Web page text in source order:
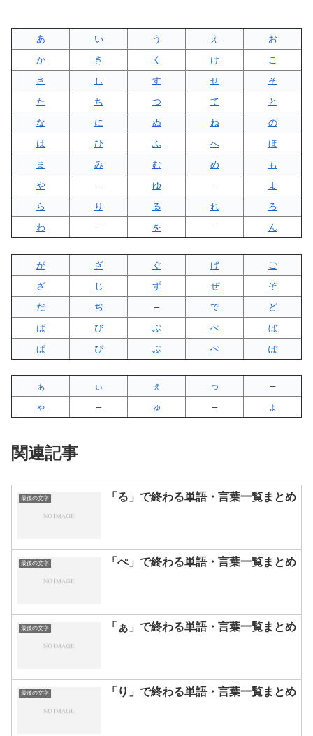
あ い う え
お
か
き く け
こ
さ
し す せ
そ
た
ち つ て
と
な
に ぬ ね
の
は
ひ ふ へ
ほ
ま
み む め
も
や
– ゆ –
よ
ら
り る れ
ろ
わ
– を – ん
が ぎ ぐ げ
ご
ざ
じ ず ぜ
ぞ
だ
ぢ – で
ど
ば
び ぶ べ
ぼ
ぱ
ぴ ぷ ぺ ぽ
ぁ ぃ ぇ っ
–
ゃ
– ゅ – ょ
関連記事
最後の文字 「る」で終わる単語・言葉一覧まとめ
最後の文字 「ぺ」で終わる単語・言葉一覧まとめ
最後の文字 「ぁ」で終わる単語・言葉一覧まとめ
最後の文字 「り」で終わる単語・言葉一覧まとめ